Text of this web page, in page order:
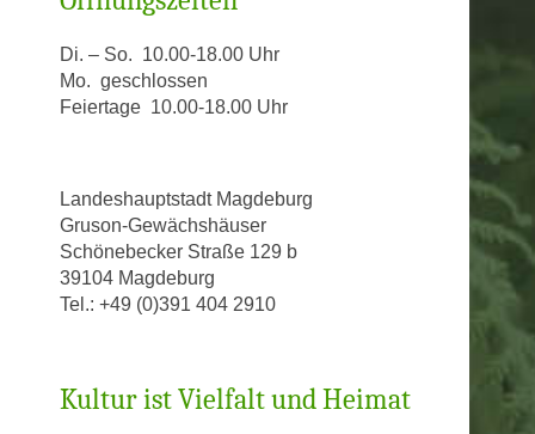
INDEX SEMINUM
TITANENWURZ
Di. – So. 10.00-18.00 Uhr
Mo. geschlossen
Feiertage 10.00-18.00 Uhr
Landeshauptstadt Magdeburg
Gruson-Gewächshäuser
Schönebecker Straße 129 b
39104 Magdeburg
Tel.: +49 (0)391 404 2910
Kultur ist Vielfalt und Heimat